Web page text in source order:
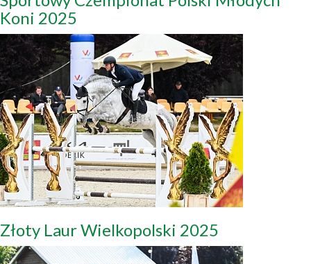
Koni 2025
Złoty Laur Wielkopolski 2025